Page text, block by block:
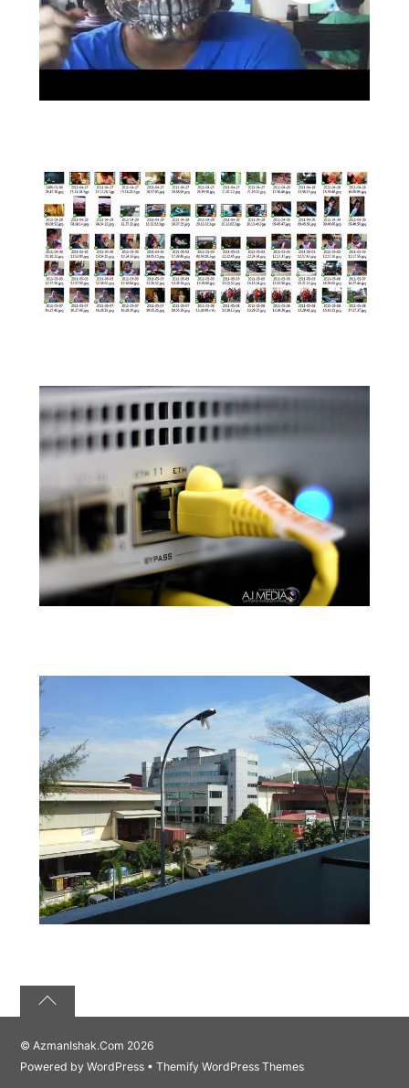
©AzmanIshak.Com 2026
Powered byWordPress •Themify WordPress Themes